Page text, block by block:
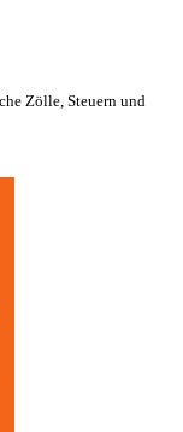
Zölle, Steuern und